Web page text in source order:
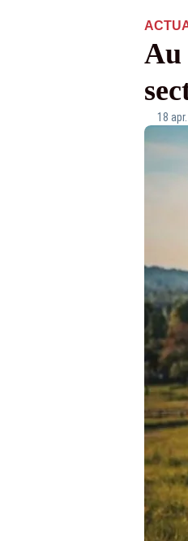
Au
18